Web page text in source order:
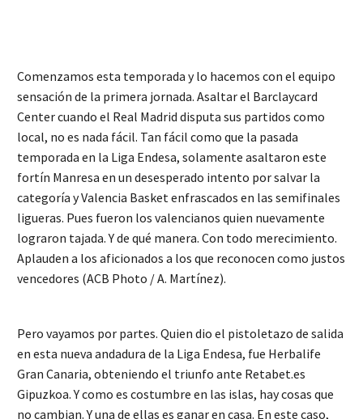
Comenzamos esta temporada y lo hacemos con el equipo
sensación de la primera jornada. Asaltar el Barclaycard
Center cuando el Real Madrid disputa sus partidos como
local, no es nada fácil. Tan fácil como que la pasada
temporada en la Liga Endesa, solamente asaltaron este
fortín Manresa en un desesperado intento por salvar la
categoría y Valencia Basket enfrascados en las semifinales
ligueras. Pues fueron los valencianos quien nuevamente
lograron tajada. Y de qué manera. Con todo merecimiento.
Aplauden a los aficionados a los que reconocen como justos
vencedores (ACB Photo / A. Martínez).
Pero vayamos por partes. Quien dio el pistoletazo de salida
en esta nueva andadura de la Liga Endesa, fue Herbalife
Gran Canaria, obteniendo el triunfo ante Retabet.es
Gipuzkoa. Y como es costumbre en las islas, hay cosas que
no cambian. Y una de ellas es ganar en casa. En este caso,